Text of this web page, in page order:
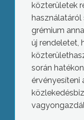
közterületek
grémium
új rendeletet,
során
érvényesíteni